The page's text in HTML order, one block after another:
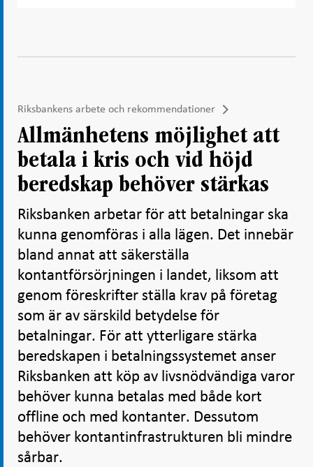
Riksbankens arbete och rekommendationer
Allmänhetens möjlighet att
betala i kris och vid höjd
beredskap behöver stärkas
Riksbanken arbetar för att betalningar ska
kunna genomföras i alla lägen. Det innebär
bland annat att säkerställa
kontantförsörjningen i landet, liksom att
genom föreskrifter ställa krav på företag
som är av särskild betydelse för
betalningar. För att ytterligare stärka
beredskapen i betalningssystemet anser
Riksbanken att köp av livsnödvändiga varor
behöver kunna betalas med både kort
offline och med kontanter. Dessutom
behöver kontantinfrastrukturen bli mindre
sårbar.